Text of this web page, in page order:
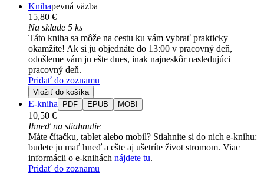
Knihapevná väzba
15,80 €
Na sklade 5 ks
Táto kniha sa môže na cestu ku vám vybrať prakticky
okamžite! Ak si ju objednáte do 13:00 v pracovný deň,
odošleme vám ju ešte dnes, inak najneskôr nasledujúci
pracovný deň.
Pridať do zoznamu
Vložiť do košíka
E-kniha PDF EPUB MOBI
10,50 €
Ihneď na stiahnutie
Máte čítačku, tablet alebo mobil? Stiahnite si do nich e-knihu:
budete ju mať hneď a ešte aj ušetríte život stromom. Viac
informácii o e-knihách nájdete tu.
Pridať do zoznamu